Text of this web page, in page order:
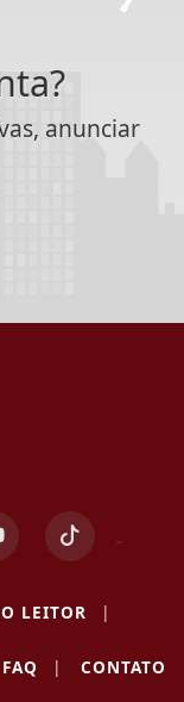
anunciar
LEITOR |
FAQ | CONTATO